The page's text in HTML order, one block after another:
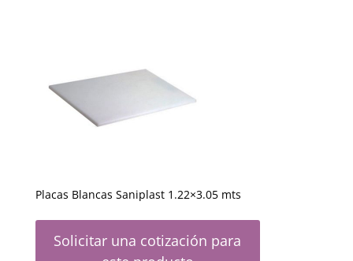
Placas Blancas Saniplast 1.22×3.05 mts
Solicitar una cotización para